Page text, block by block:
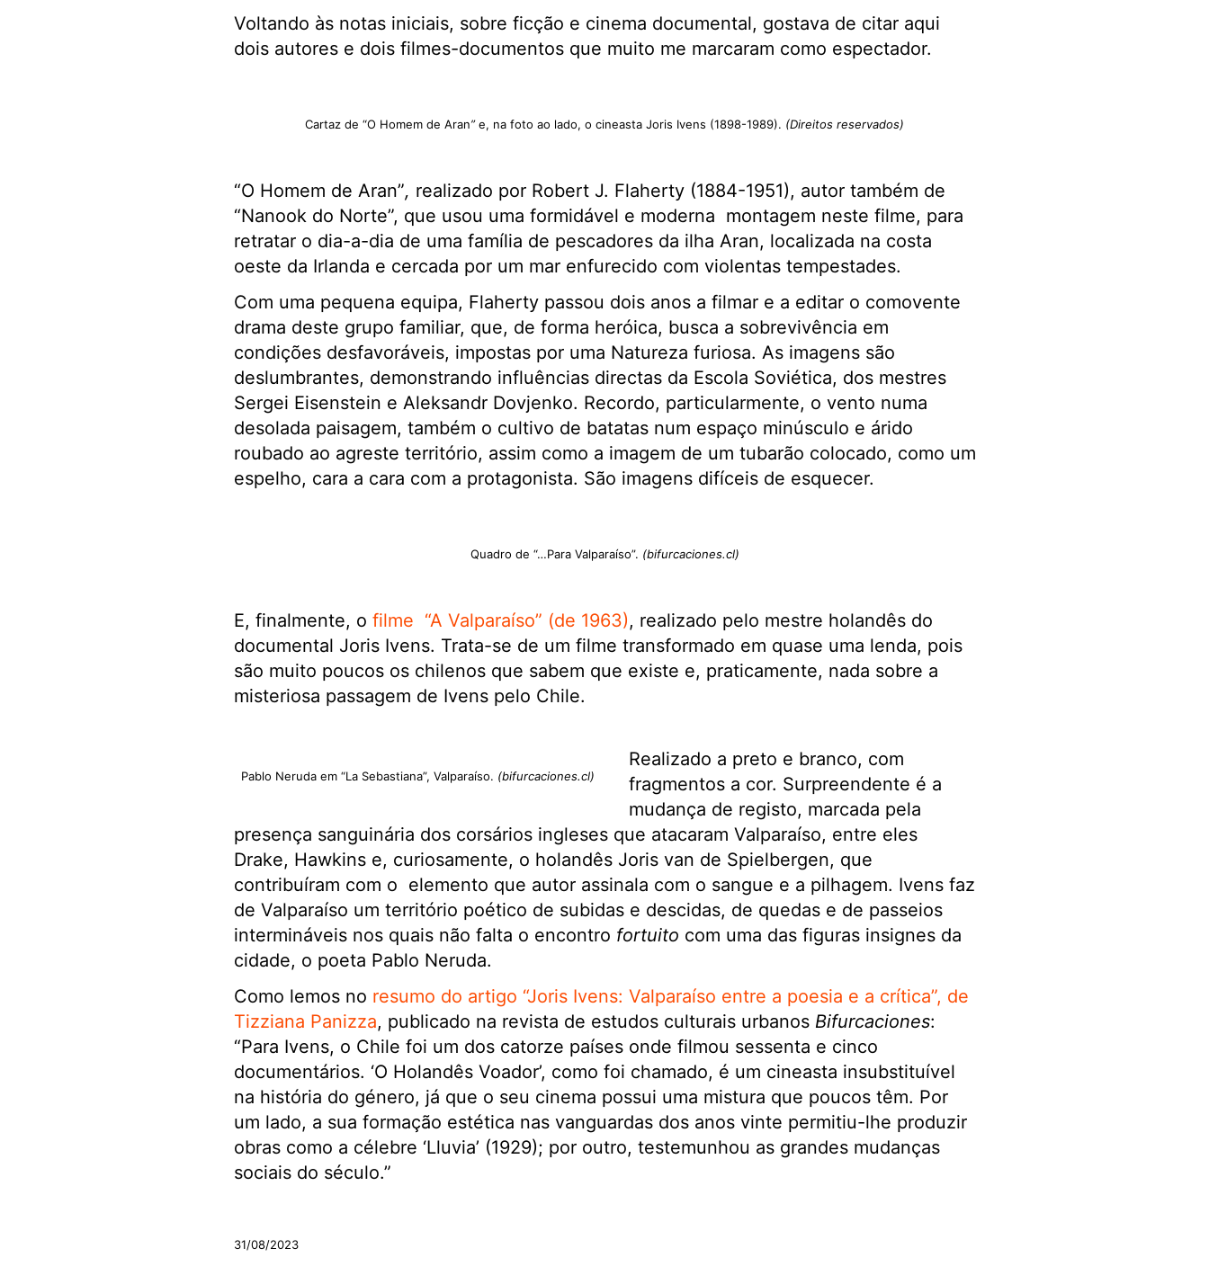
Voltando às notas iniciais, sobre ficção e cinema documental, gostava de citar aqui
dois autores e dois filmes-documentos que muito me marcaram como espectador.
Cartaz de “O Homem de Aran”e, na foto ao lado, o cineasta Joris Ivens (1898-1989). (Direitos reservados)
“O Homem de Aran”, realizado por Robert J. Flaherty (1884-1951), autor também de
“Nanook do Norte”, que usou uma formidável e moderna montagem neste filme, para
retratar o dia-a-dia de uma família de pescadores da ilha Aran, localizada na costa
oeste da Irlanda e cercada por um mar enfurecido com violentas tempestades.
Com uma pequena equipa, Flaherty passou dois anos a filmar e a editar o comovente
drama deste grupo familiar, que, de forma heróica, busca a sobrevivência em
condições desfavoráveis, impostas por uma Natureza furiosa. As imagens são
deslumbrantes, demonstrando influências directas da Escola Soviética, dos mestres
Sergei Eisenstein e Aleksandr Dovjenko. Recordo, particularmente, o vento numa
desolada paisagem, também o cultivo de batatas num espaço minúsculo e árido
roubado ao agreste território, assim como a imagem de um tubarão colocado, como um
espelho, cara a cara com a protagonista. São imagens difíceis de esquecer.
Quadro de “…Para Valparaíso”. (bifurcaciones.cl)
E, finalmente, o filme “A Valparaíso” (de 1963), realizado pelo mestre holandês do
documental Joris Ivens. Trata-se de um filme transformado em quase uma lenda, pois
são muito poucos os chilenos que sabem que existe e, praticamente, nada sobre a
misteriosa passagem de Ivens pelo Chile.
Pablo Neruda em “La Sebastiana”, Valparaíso. (bifurcaciones.cl)
Realizado a preto e branco, com
fragmentos a cor. Surpreendente é a
mudança de registo, marcada pela
presença sanguinária dos corsários ingleses que atacaram Valparaíso, entre eles
Drake, Hawkins e, curiosamente, o holandês Joris van de Spielbergen, que
contribuíram com o elemento que autor assinala com o sangue e a pilhagem. Ivens faz
de Valparaíso um território poético de subidas e descidas, de quedas e de passeios
intermináveis nos quais não falta o encontro fortuito com uma das figuras insignes da
cidade, o poeta Pablo Neruda.
Como lemos no resumo do artigo “Joris Ivens: Valparaíso entre a poesia e a crítica”, de
Tizziana Panizza, publicado na revista de estudos culturais urbanos Bifurcaciones:
“Para Ivens, o Chile foi um dos catorze países onde filmou sessenta e cinco
documentários. ‘O Holandês Voador’, como foi chamado, é um cineasta insubstituível
na história do género, já que o seu cinema possui uma mistura que poucos têm. Por
um lado, a sua formação estética nas vanguardas dos anos vinte permitiu-lhe produzir
obras como a célebre ‘Lluvia’ (1929); por outro, testemunhou as grandes mudanças
sociais do século.”
31/08/2023